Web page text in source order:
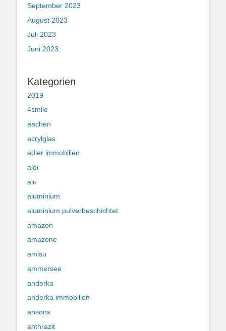
September 2023
August 2023
Juli 2023
Juni 2023
Kategorien
2019
4smile
aachen
acrylglas
adler immobilien
aldi
alu
aluminium
aluminium pulverbeschichtet
amazon
amazone
amisu
ammersee
anderka
anderka immobilien
ansons
anthrazit